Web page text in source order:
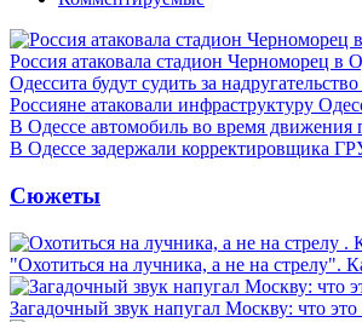
Россия атаковала стадион Черноморец в
Одессита будут судить за
Россияне атаковали инфраструктуру
В Одессе автомобиль во время движения
В Одессе задержали корректировщика
Сюжеты
"Охотиться на лучника, а не на стрелу".
Загадочный звук напугал Москву: что